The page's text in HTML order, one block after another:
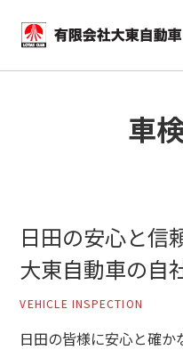
車
日田の安心と信
大東自動車の自
VEHICLE INSPECTION
日田の皆様に安心と確